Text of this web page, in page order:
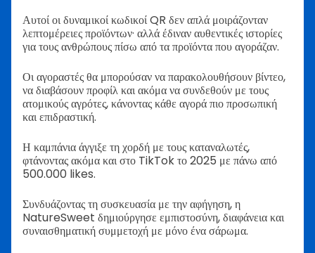
Αυτοί οι δυναμικοί κωδικοί QR δεν απλά μοιράζονταν
λεπτομέρειες προϊόντων· αλλά έδιναν αυθεντικές ιστορίες
για τους ανθρώπους πίσω από τα προϊόντα που αγοράζαν.
Οι αγοραστές θα μπορούσαν να παρακολουθήσουν βίντεο,
να διαβάσουν προφίλ και ακόμα να συνδεθούν με τους
ατομικούς αγρότες, κάνοντας κάθε αγορά πιο προσωπική
και επιδραστική.
Η καμπάνια άγγιξε τη χορδή με τους καταναλωτές,
φτάνοντας ακόμα και στο TikTok το 2025 με πάνω από
500.000 likes.
Συνδυάζοντας τη συσκευασία με την αφήγηση, η
NatureSweet δημιούργησε εμπιστοσύνη, διαφάνεια και
συναισθηματική συμμετοχή με μόνο ένα σάρωμα.